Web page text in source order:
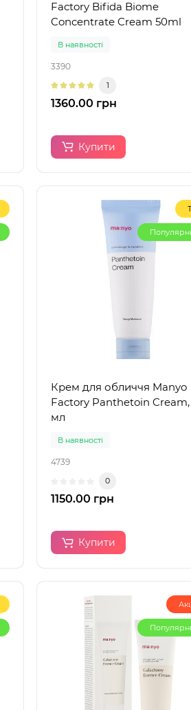
Factory Bifida Biome
Concentrate Cream 50ml
В наявності
3390
1
1360.00 грн
Купити
Крем для обличчя Manyo
Factory Panthetoin
мл
В наявності
4739
0
1150.00 грн
Купити